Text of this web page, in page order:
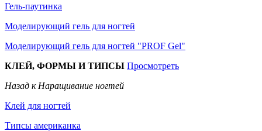
Гель-паутинка
Моделирующий гель для ногтей
Моделирующий гель для ногтей "PROF Gel"
КЛЕЙ, ФОРМЫ И ТИПСЫ Просмотреть
Назад к Наращивание ногтей
Клей для ногтей
Типсы американка